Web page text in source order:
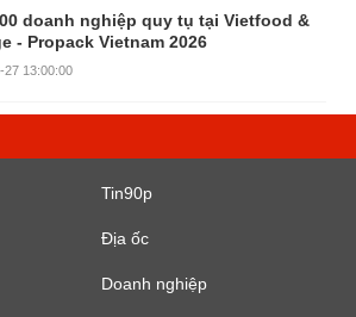
doanh nghiệp quy tụ tại Vietfood &
- Propack Vietnam 2026
27 13:00:00
Tin90p
Địa ốc
Doanh nghiệp